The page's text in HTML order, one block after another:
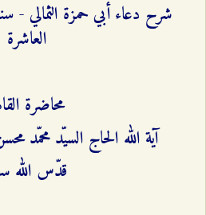
العاشرة
محاضرة
آية الله الحاج السيّد محمّد
قدّس الله